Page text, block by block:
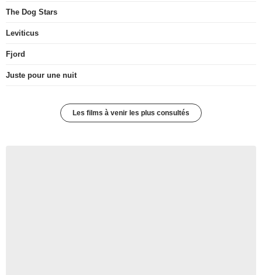
The Dog Stars
Leviticus
Fjord
Juste pour une nuit
Les films à venir les plus consultés